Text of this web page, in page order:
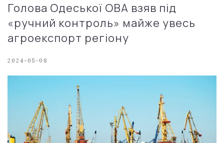
Голова Одеської ОВА взяв під
«ручний контроль» майже увесь
агроекспорт регіону
2024-05-08